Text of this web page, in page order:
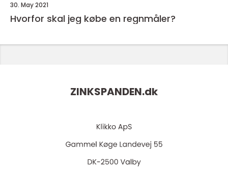
30. May 2021
Hvorfor skal jeg købe en regnmåler?
ZINKSPANDEN.dk